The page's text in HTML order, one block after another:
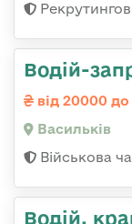
Водій-
від 20000
Васильків
Військова
Водій,